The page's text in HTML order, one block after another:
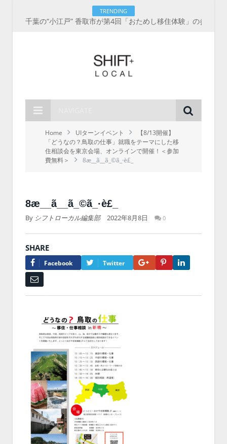
TRENDING
Home UIターンイベント
【8/13開催】
「どうなの？鳥取の仕事」就職をテーマにした移
住相談会を東京会場、オンラインで開催！＜参加
費無料＞
8æ__ã__ã_©ã_·è£_
8æ__ã__ã_©ã_·è£_
By シフトローカル編集部 2022年8月8日 0
SHARE
Facebook Twitter Google+Pinterest